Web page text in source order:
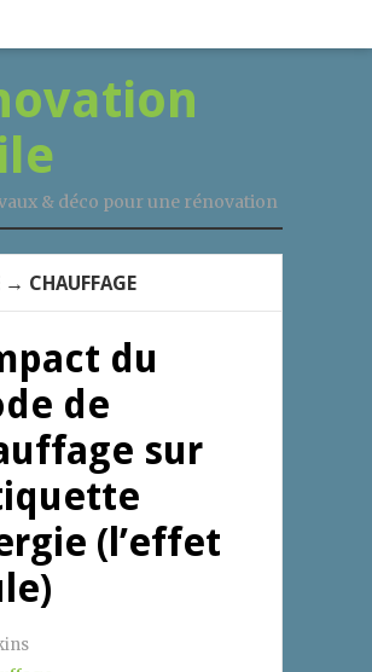
& déco pour une rénovation
→ CHAUFFAGE
du
de
sur
(l’effet